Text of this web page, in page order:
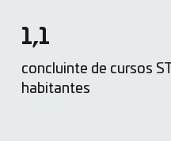
1,1
concluinte de cursos
habitantes